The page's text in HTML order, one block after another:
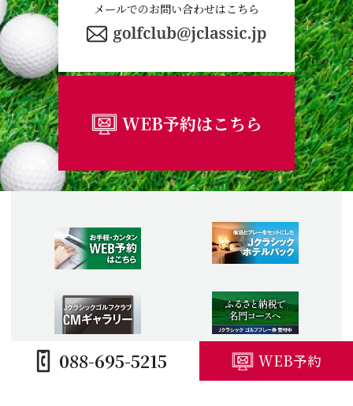
088-695-5215 WEB予約
メールでのお問い合わせはこちら
WEB予約はこちら